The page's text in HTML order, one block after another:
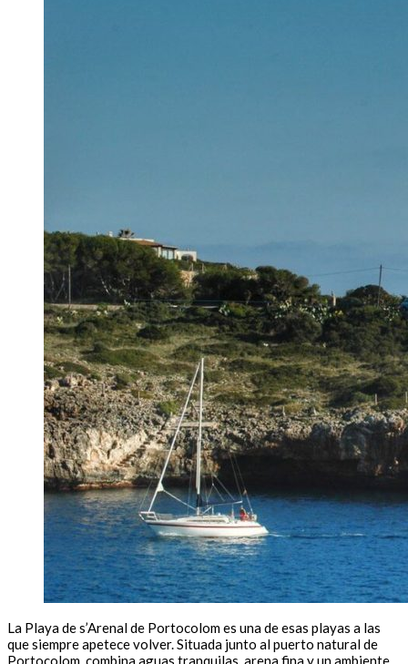
La Playa de s’Arenal de Portocolom es una de esas playas a las
que siempre apetece volver. Situada junto al puerto natural de
Portocolom, combina aguas tranquilas, arena fina y un ambiente